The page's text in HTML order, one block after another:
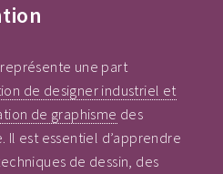
représente une part
de designer industriel et
de graphisme des
Il est essentiel d’apprendre
de dessin, des